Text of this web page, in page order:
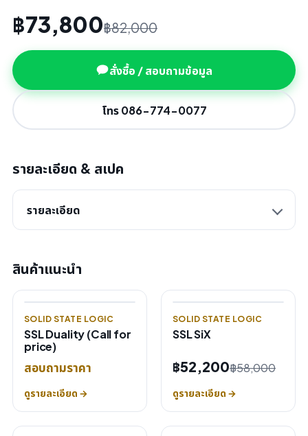
฿73,800฿82,000
สั่งซื้อ / สอบถามข้อมูล
โทร 086-774-0077
รายละเอียด & สเปค
รายละเอียด
สินค้าแนะนำ
SOLID STATE LOGIC
SSL Duality (Call for
price)
สอบถามราคา
ดูรายละเอียด →
SOLID STATE LOGIC
SSL SiX
฿52,200฿58,000
ดูรายละเอียด →